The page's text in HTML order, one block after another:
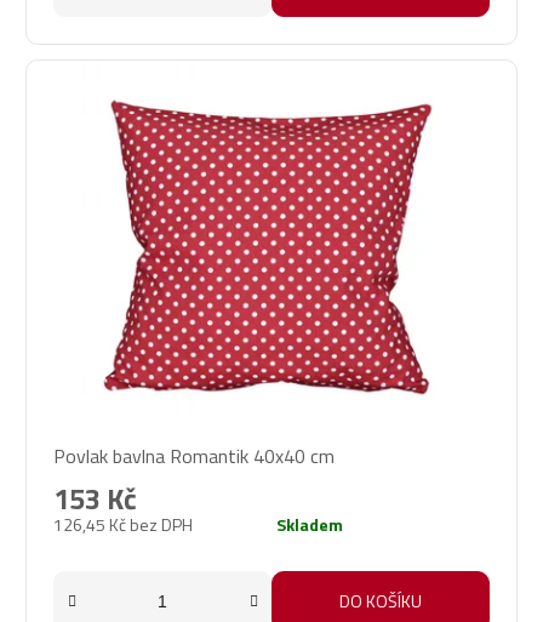
Povlak bavlna Romantik 40x40 cm
126,45 Kč bez DPH
153 Kč
Skladem
DO KOŠÍKU